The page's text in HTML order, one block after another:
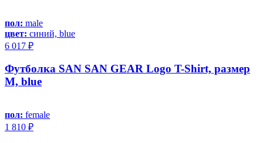
пол: male
цвет: синий, blue
6 017 ₽
Футболка SAN SAN GEAR Logo T-Shirt, размер
M, blue
пол: female
1 810 ₽